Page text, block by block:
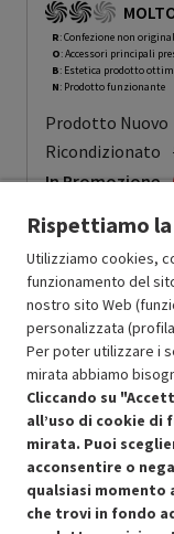
R: Confezione non
O: Accessori principali
B: Estetica prodotto
N: Prodotto funzionante
Prodotto Nuovo
Ricondizionato
In Promozione
Approfitta dello
Condizioni
Rispettiamo
Utilizziamo cookies,
funzionamento del
nostro sito Web
personalizzata
Per poter utilizzare i
mirata abbiamo
Cliccando su
all’uso di cookie
mirata. Puoi
acconsentire o
qualsiasi momento
che trovi in fondo